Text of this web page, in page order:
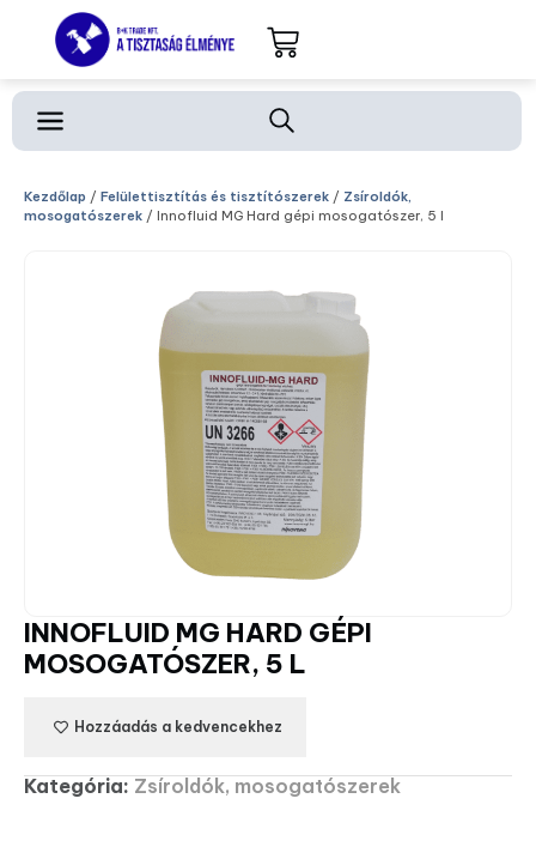
Kezdőlap / Felülettisztítás és tisztítószerek / Zsíroldók,
mosogatószerek / Innofluid MG Hard gépi mosogatószer, 5 l
INNOFLUID MG HARD GÉPI
MOSOGATÓSZER, 5 L
Hozzáadás a kedvencekhez
Kategória: Zsíroldók, mosogatószerek